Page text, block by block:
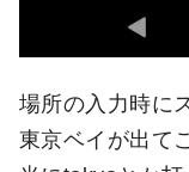
場所の入力時に
東京ベイが出て